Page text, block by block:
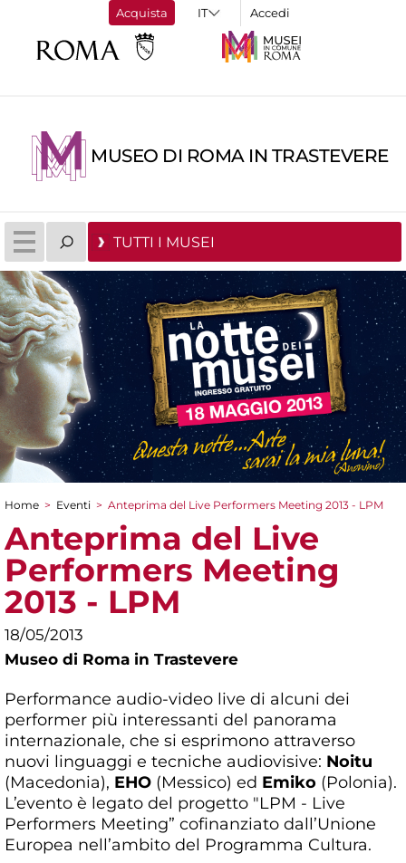
Acquista Accedi
MUSEO DI ROMA IN TRASTEVERE
TUTTI I MUSEI
Tu sei qui
Home > Eventi > Anteprima del Live Performers Meeting 2013 - LPM
Anteprima del Live
Performers Meeting
2013 - LPM
18/05/2013
Museo di Roma in Trastevere
Performance audio-video live di alcuni dei
performer più interessanti del panorama
internazionale, che si esprimono attraverso
nuovi linguaggi e tecniche audiovisive: Noitu
(Macedonia), EHO (Messico) ed Emiko (Polonia).
L’evento è legato del progetto "LPM - Live
Performers Meeting” cofinanziato dall’Unione
Europea nell’ambito del Programma Cultura.